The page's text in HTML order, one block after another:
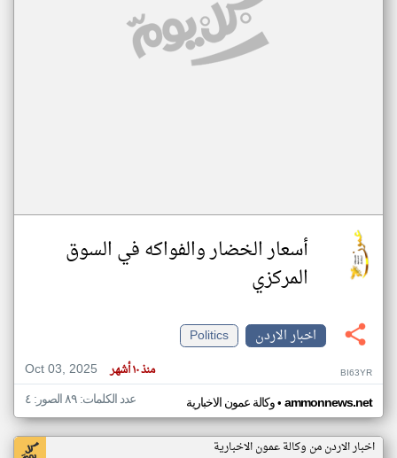
أسعار الخضار والفواكه في السوق
المركزي
اخبار الاردن
Politics
Oct 03, 2025
منذ ١٠ أشهر BI63YR
وكالة عمون الاخبارية• ammonnews.net عدد الكلمات: ٨٩ الصور: ٤
اخبار الاردن من وكالة عمون الاخبارية